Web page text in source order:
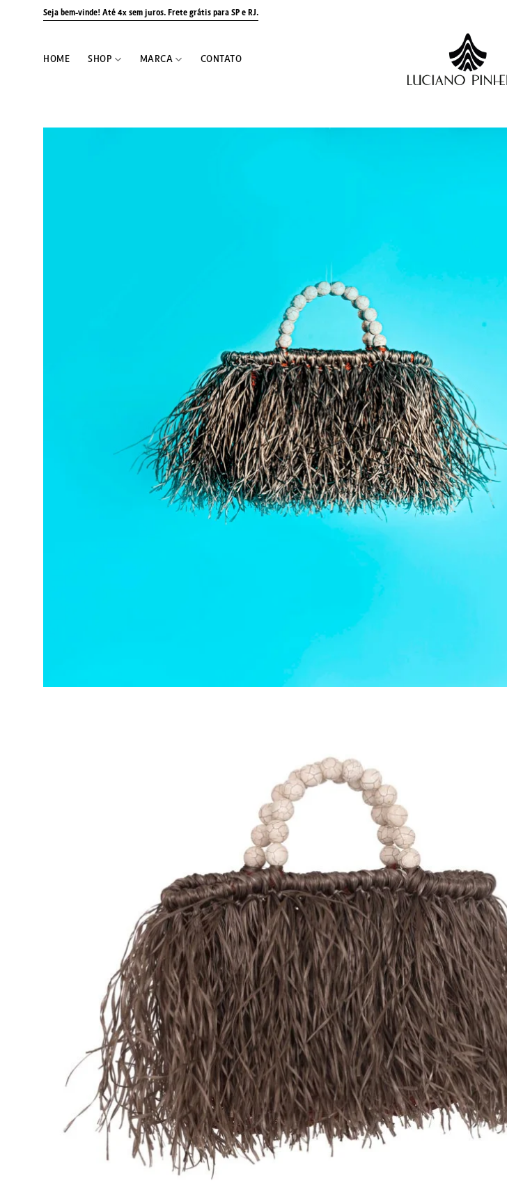
Seja bem-vinde! Até 4x sem juros. Frete grátis para SP e RJ.
HOME SHOP MARCA CONTATO